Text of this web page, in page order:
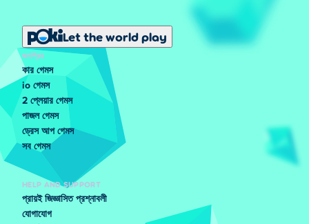
Let the world play
জনপ্রিয়
কার গেমস
io গেমস
2 প্লেয়ার গেমস
পাজল গেমস
ড্রেস আপ গেমস
সব গেমস
HELP AND SUPPORT
প্রায়ই জিজ্ঞাসিত প্রশ্নাবলী
যোগাযোগ